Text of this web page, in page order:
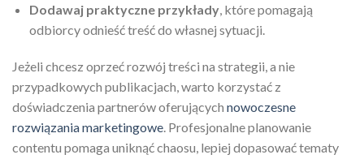
Dodawaj praktyczne przykłady, które pomagają
odbiorcy odnieść treść do własnej sytuacji.
Jeżeli chcesz oprzeć rozwój treści na strategii, a nie
przypadkowych publikacjach, warto korzystać z
doświadczenia partnerów oferujących nowoczesne
rozwiązania marketingowe. Profesjonalne planowanie
contentu pomaga uniknąć chaosu, lepiej dopasować tematy